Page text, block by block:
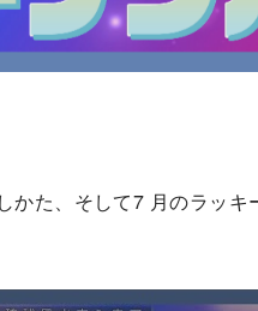
た、そして7 月のラッキ